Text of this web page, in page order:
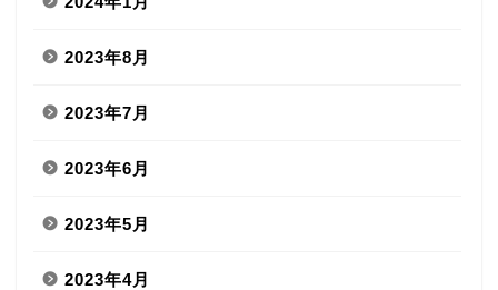
2023年8月
2023年7月
2023年6月
2023年5月
2023年4月